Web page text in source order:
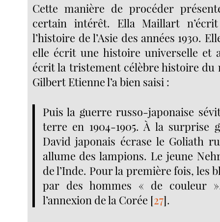
Cette manière de procéder
certain intérêt. Ella Maillart
l’histoire de l’Asie des années 1930.
elle écrit une histoire universelle et
écrit la tristement célèbre histoire du
Gilbert Etienne l’a bien saisi :
Puis la guerre russo-japonaise
terre en 1904-1905. À la surprise
David japonais écrase le Goliath
allume des lampions. Le jeune
de l’Inde. Pour la première fois, les
par des hommes « de couleur
l’annexion de la Corée [27].